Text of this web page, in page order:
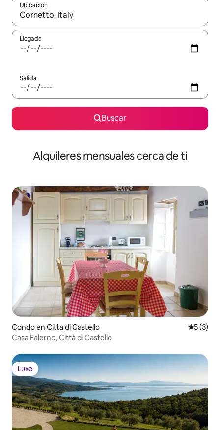
Ubicación
Cuando los resultados estén disponibles, navega con las
Llegada
Salida
Buscar
Alquileres mensuales cerca de ti
Condo en Citta di Castello
5 (3)
Casa Falerno, Città di Castello
Luxe
Luxe